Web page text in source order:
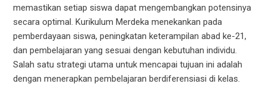
memastikan setiap siswa dapat mengembangkan potensinya
secara optimal. Kurikulum Merdeka menekankan pada
pemberdayaan siswa, peningkatan keterampilan abad ke-21,
dan pembelajaran yang sesuai dengan kebutuhan individu.
Salah satu strategi utama untuk mencapai tujuan ini adalah
dengan menerapkan pembelajaran berdiferensiasi di kelas.